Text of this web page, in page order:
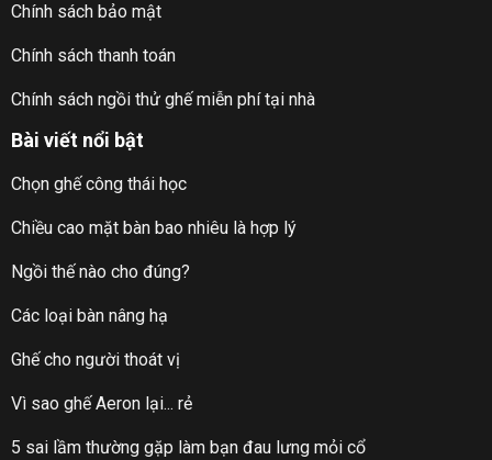
Chính sách bảo mật
Chính sách thanh toán
Chính sách ngồi thử ghế miễn phí tại nhà
Bài viết nổi bật
Chọn ghế công thái học
Chiều cao mặt bàn bao nhiêu là hợp lý
Ngồi thế nào cho đúng?
Các loại bàn nâng hạ
Ghế cho người thoát vị
Vì sao ghế Aeron lại... rẻ
5 sai lầm thường gặp làm bạn đau lưng mỏi cổ